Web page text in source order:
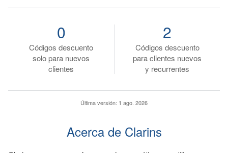
Códigos descuento
solo para nuevos
clientes
0
Códigos descuento
para clientes nuevos
y recurrentes
2
Última versión: 1 ago. 2026
Acerca de Clarins